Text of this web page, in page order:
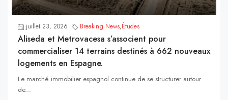
juillet 23, 2026 Breaking News,Études
Aliseda et Metrovacesa s’associent pour
commercialiser 14 terrains destinés à 662 nouveaux
logements en Espagne.
Le marché immobilier espagnol continue de se structurer autour
de...